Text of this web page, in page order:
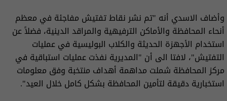
وأضاف الاسدي أنه "تم نشر نقاط تفتيش مفاجئة في معظم
أنحاء المحافظة والأماكن الترفيهية والمراقد الدينية، فضلاً عن
استخدام الأجهزة الحديثة والكلاب البوليسية في عمليات
التفتيش"، لافتا الى أن "المديرية نفذت عمليات استباقية في
مركز المحافظة شملت مداهمة أهداف منتخبة وفق معلومات
استخبارية دقيقة لتأمين المحافظة بشكل كامل خلال العيد".